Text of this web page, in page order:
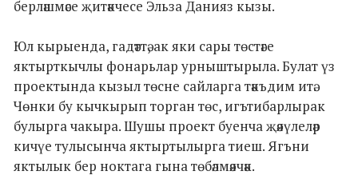
берләшмәсе җитәкчесе Эльза Данияз кызы.
Юл кырыенда, гадәттә, ак яки сары төстәге
яктырткычлы фонарьлар урныштырыла. Булат үз
проектында кызыл төсне сайларга тәкъдим итә.
Чөнки бу кычкырып торган төс, игътибарлырак
булырга чакыра. Шушы проект буенча җәяүлеләр
кичүе тулысынча яктыртылырга тиеш. Ягъни
яктылык бер ноктага гына төбәлмәячәк.